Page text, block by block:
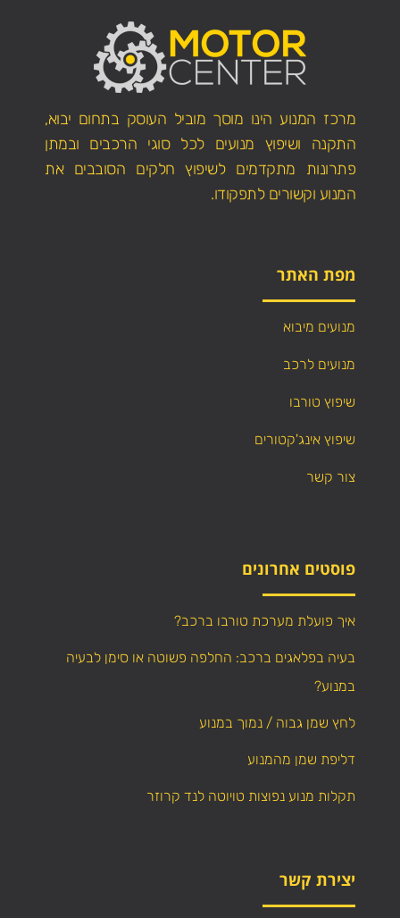
מרכז המנוע הינו מוסך מוביל העוסק בתחום יבוא,
התקנה ושיפוץ מנועים לכל סוגי הרכבים ובמתן
פתרונות מתקדמים לשיפוץ חלקים הסובבים את
המנוע וקשורים לתפקודו.
מפת האתר
מנועים מיבוא
מנועים לרכב
שיפוץ טורבו
שיפוץ אינג'קטורים
צור קשר
פוסטים אחרונים
איך פועלת מערכת טורבו ברכב?
בעיה בפלאגים ברכב: החלפה פשוטה או סימן לבעיה
במנוע?
לחץ שמן גבוה / נמוך במנוע
דליפת שמן מהמנוע
תקלות מנוע נפוצות טויוטה לנד קרוזר
יצירת קשר